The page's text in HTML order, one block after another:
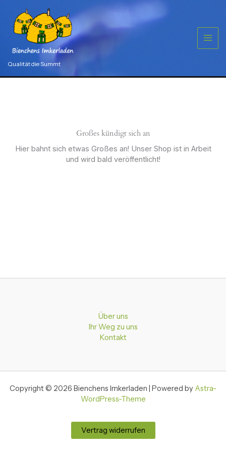
Inhalt
springen
Qualität die Summt
Großes kündigt sich an
Hier bahnt sich etwas Großes an! Unser Shop ist in Arbeit
und wird bald veröffentlicht!
Über uns
Ihr Weg zu uns
Kontakt
Copyright © 2026 Bienchens Imkerladen | Powered by Astra-
WordPress-Theme
Vertrag widerrufen
ca.26
55
Menge